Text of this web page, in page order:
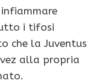
i tifosi
che la Juventus
alla propria